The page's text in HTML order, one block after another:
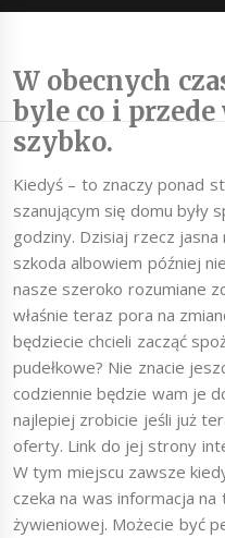
W obecnych
byle co i
szybko.
Kiedyś – to znaczy ponad
szanującym się domu były
godziny. Dzisiaj rzecz
szkoda albowiem później
nasze szeroko rozumiane
właśnie teraz pora na
będziecie chcieli zacząć
pudełkowe? Nie znacie
codziennie będzie wam je
najlepiej zrobicie jeśli już
oferty. Link do jej strony
W tym miejscu zawsze
czeka na was informacja
żywieniowej. Możecie być